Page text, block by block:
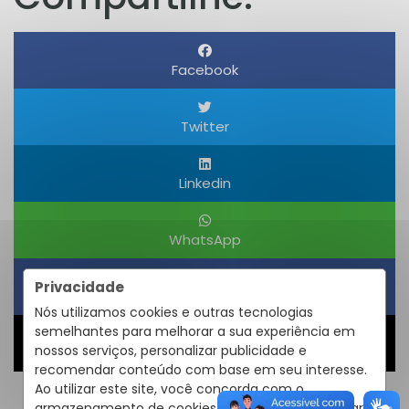
Privacidade
Nós utilizamos cookies e outras tecnologias
semelhantes para melhorar a sua experiência em
nossos serviços, personalizar publicidade e
recomendar conteúdo com base em seu interesse.
Ao utilizar este site, você concorda com o
Facebook
Twitter
Linkedin
WhatsApp
Compartilhar